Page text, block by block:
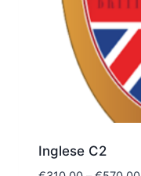
Inglese C2